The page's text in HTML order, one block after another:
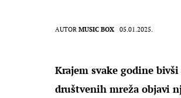
AUTOR MUSIC BOX 05.01.2025.
Krajem svake godine
društvenih mreža objavi